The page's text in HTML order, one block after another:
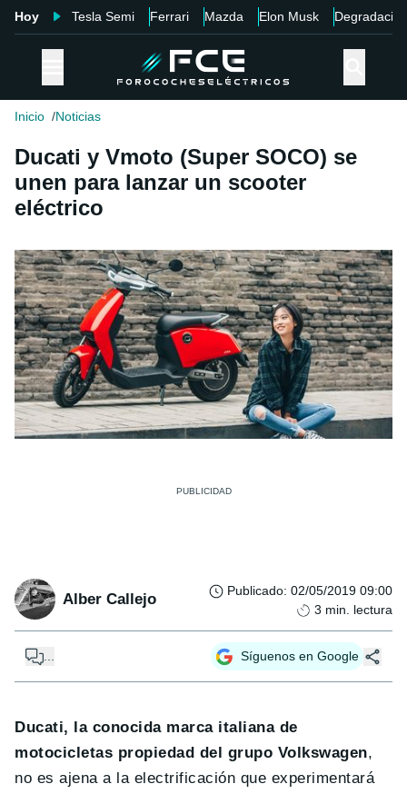
Hoy Tesla Semi Ferrari Mazda Elon Musk Degradación
Inicio Noticias
Ducati y Vmoto (Super SOCO) se
unen para lanzar un scooter
eléctrico
Alber Callejo Publicado: 02/05/2019 09:00
3 min. lectura
... Síguenos en Google
Ducati, la conocida marca italiana de
motocicletas propiedad del grupo Volkswagen,
no es ajena a la electrificación que experimentará